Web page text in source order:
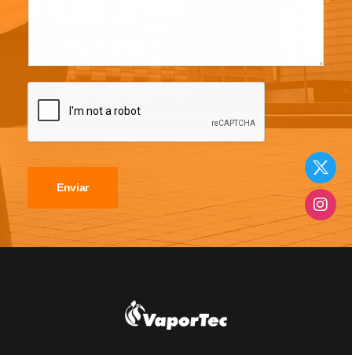
Enviar